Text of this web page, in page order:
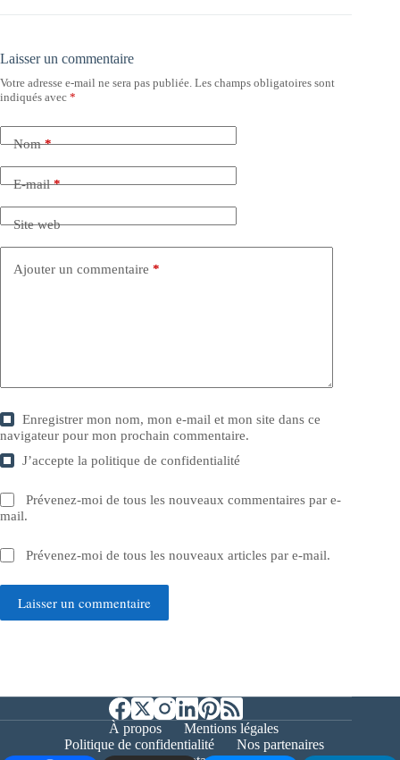
Laisser un commentaire
Votre adresse e-mail ne sera pas publiée. Les champs obligatoires sont
indiqués avec *
Nom*
E-mail*
Site web
Ajouter un commentaire *
Enregistrer mon nom, mon e-mail et mon site dans ce
navigateur pour mon prochain commentaire.
J’accepte lapolitique de confidentialité
Prévenez-moi de tous les nouveaux commentaires par e-
mail.
Prévenez-moi de tous les nouveaux articles par e-mail.
Laisser un commentaire
À propos
Mentions légales
Politique de confidentialité
Nos partenaires